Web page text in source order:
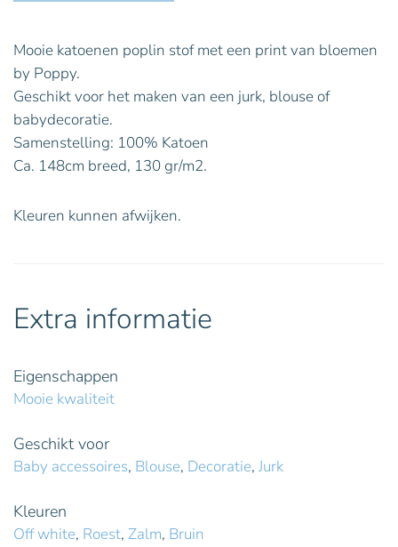
Mooie katoenen poplin stof met een print van bloemen
by Poppy.
Geschikt voor het maken van een jurk, blouse of
babydecoratie.
Samenstelling: 100% Katoen
Ca. 148cm breed, 130 gr/m2.
Kleuren kunnen afwijken.
Extra informatie
Eigenschappen
Mooie kwaliteit
Geschikt voor
Baby accessoires, Blouse, Decoratie, Jurk
Kleuren
Off white, Roest, Zalm, Bruin